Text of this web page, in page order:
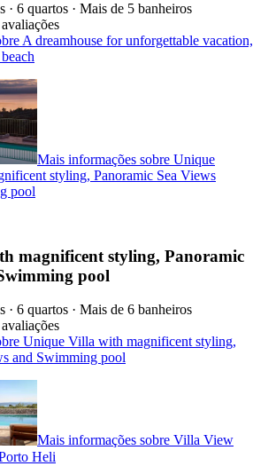
· 6 quartos · Mais de 5 banheiros
A dreamhouse for unforgettable vacation,
Mais informações sobre Unique
styling, Panoramic Sea Views
pool
magnificent styling, Panoramic
pool
· 6 quartos · Mais de 6 banheiros
Unique Villa with magnificent styling,
and Swimming pool
Mais informações sobre Villa View
Heli